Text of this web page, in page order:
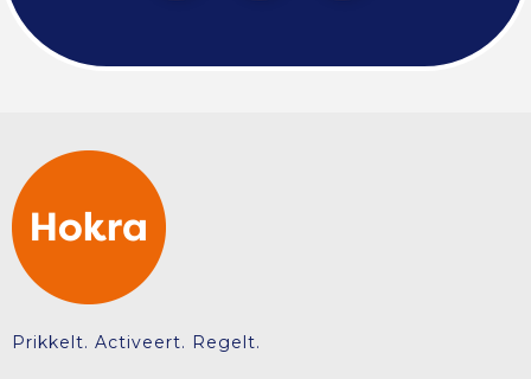
Prikkelt. Activeert. Regelt.